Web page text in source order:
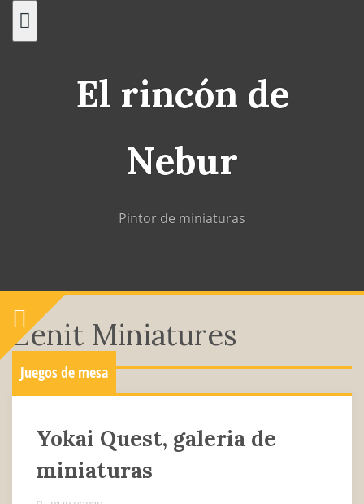
El rincón de
Nebur
Pintor de miniaturas
Zenit Miniatures
Juegos de mesa
Yokai Quest, galeria de
miniaturas